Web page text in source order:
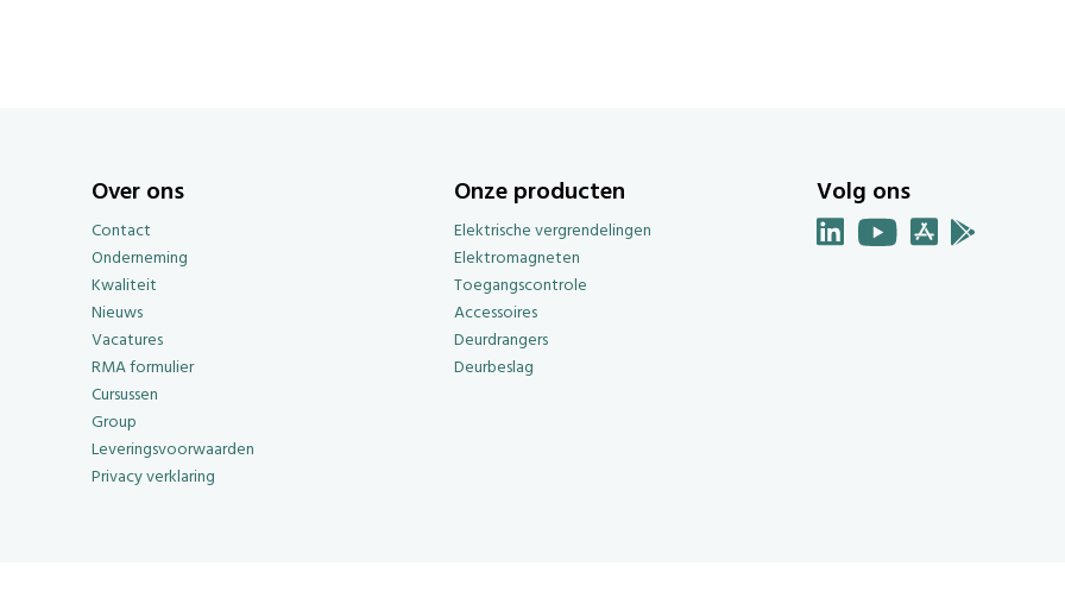
Over ons
Contact
Onderneming
Kwaliteit
Nieuws
Vacatures
RMA formulier
Cursussen
Group
Leveringsvoorwaarden
Privacy verklaring
Onze producten
Elektrische vergrendelingen
Elektromagneten
Toegangscontrole
Accessoires
Deurdrangers
Deurbeslag
Volg ons